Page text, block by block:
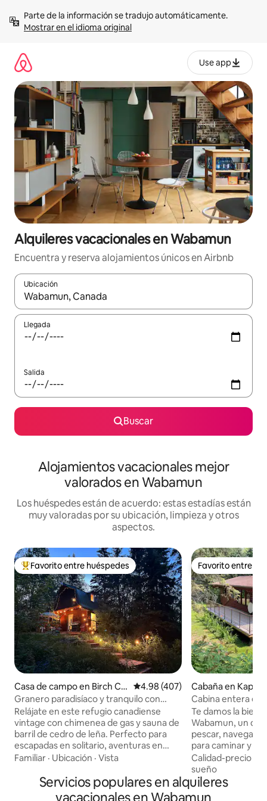
contenidoMostrar en el idioma original
Use app
Alquileres vacacionales en Wabamun
Encuentra y reserva alojamientos únicos en Airbnb
Ubicación
Cuando los resultados estén disponibles, navega con las
Llegada
Salida
Buscar
Alojamientos vacacionales mejor
valorados en Wabamun
Los huéspedes están de acuerdo: estas estadías están
muy valoradas por su ubicación, limpieza y otros
aspectos.
Favorito entre huéspedes preferido
Favorito entre huéspedes
Casa de campo en Birch Co
ve
Calificación promedio: 4.98 de
4.98 (407)
Granero paradisíaco y tranquilo con
Starlink y sauna
Relájate en este refugio canadiense
vintage con chimenea de gas y sauna de
barril de cedro de leña. Perfecto para
escapadas en solitario, aventuras en
pareja y viajes de trabajo; este acogedor
nostálgica con el encanto reparador.
Disfruta de las vistas a la naturaleza, la
Familiar · Ubicación · Vista
Favorito entre
Favorito entre
Cabaña en
Cabina entera en
Te damos la
Wabamun, un
pescar, navegar y
para caminar y
campos de golf
Ubicado a solo 55
Edmonton, a 30
límites de la ciudad. Tenemos
Calidad-precio
sueño
Servicios populares en alquileres